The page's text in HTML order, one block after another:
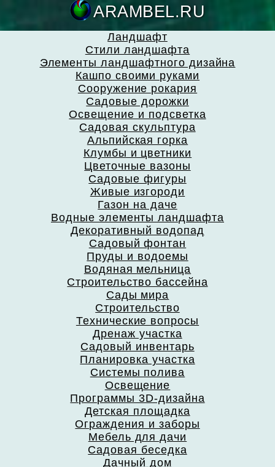
Ландшафт
Стили ландшафта
Элементы ландшафтного дизайна
Кашпо своими руками
Сооружение рокария
Садовые дорожки
Освещение и подсветка
Садовая скульптура
Альпийская горка
Клумбы и цветники
Цветочные вазоны
Садовые фигуры
Живые изгороди
Газон на даче
Водные элементы ландшафта
Декоративный водопад
Садовый фонтан
Пруды и водоемы
Водяная мельница
Строительство бассейна
Сады мира
Строительство
Технические вопросы
Дренаж участка
Садовый инвентарь
Планировка участка
Системы полива
Освещение
Программы 3D-дизайна
Детская площадка
Ограждения и заборы
Мебель для дачи
Садовая беседка
Дачный дом